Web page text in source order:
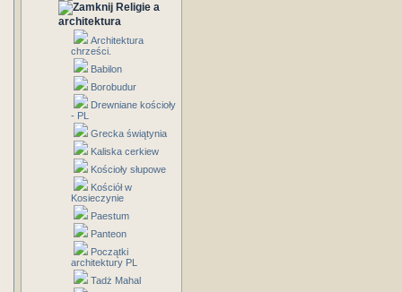
Religie a
architektura
Architektura
chrześci.
Babilon
Borobudur
Drewniane kościoły
- PL
Grecka świątynia
Kaliska cerkiew
Kościoły słupowe
Kościół w
Kosieczynie
Paestum
Panteon
Początki
architektury PL
Tadż Mahal